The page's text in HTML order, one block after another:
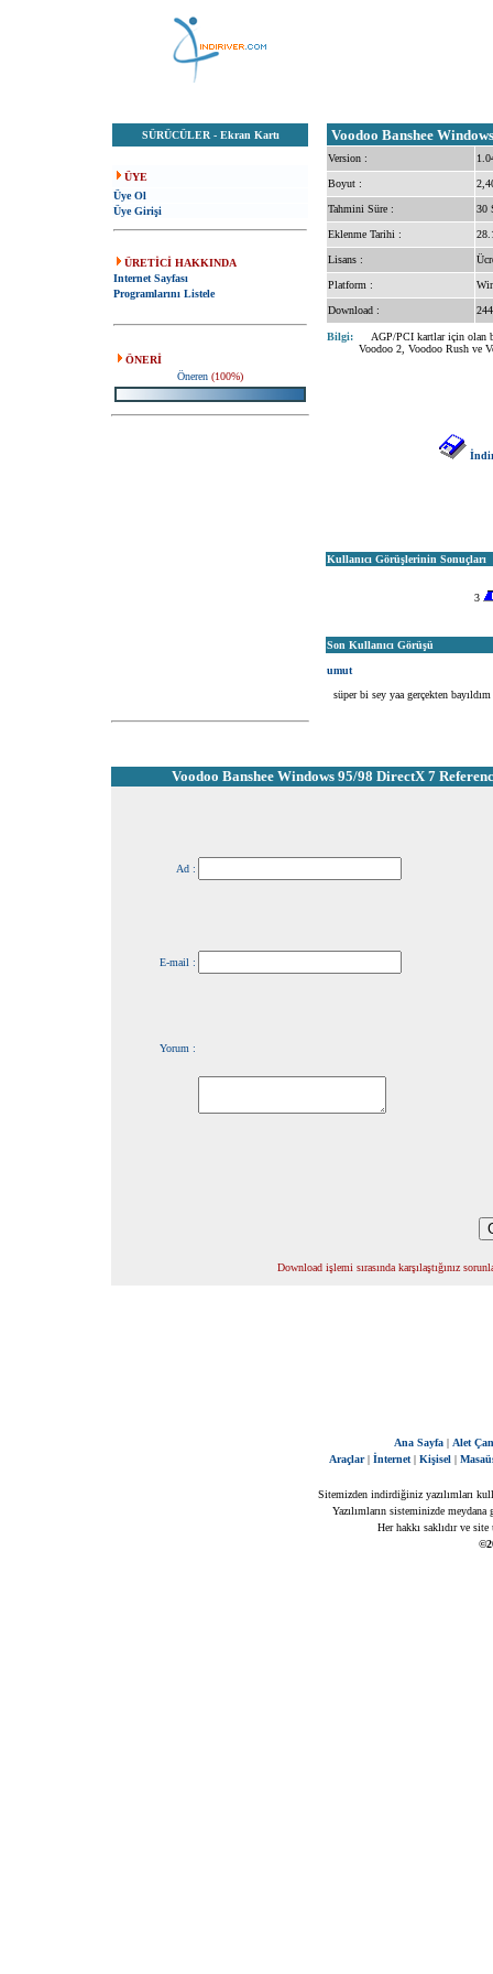
SÜRÜCÜLER - Ekran Kartı
ÜYE
Üye Ol
Üye Girişi
ÜRETİCİ HAKKINDA
Internet Sayfası
Programlarını Listele
ÖNERİ
Öneren (100%)
Voodoo Banshee
Version :
Boyut :
Tahmini Süre : 30
Eklenme Tarihi :
Lisans :
Platform :
Download :
Bilgi:
AGP/PCI kartlar için olan
Voodoo 2, Voodoo Rush ve
Kullanıcı Görüşlerinin Sonuçları
3
Son Kullanıcı Görüşü
umut
süper bi sey yaa gerçekten
Voodoo Banshee Windows 95/98 DirectX 7
Ad :
E-mail :
Yorum :
Download işlemi sırasında karşılaştığınız
Ana Sayfa| Alet
Araçlar| İnternet| Kişisel|
Sitemizden indirdiğiniz yazılımları
Yazılımların sisteminizde
Her hakkı saklıdır ve